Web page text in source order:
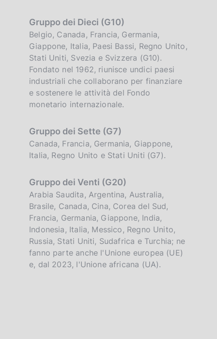
Gruppo dei Dieci (G10)
Belgio, Canada, Francia, Germania,
Giappone, Italia, Paesi Bassi, Regno Unito,
Stati Uniti, Svezia e Svizzera (G10).
Fondato nel 1962, riunisce undici paesi
industriali che collaborano per finanziare
e sostenere le attività del Fondo
monetario internazionale.
Gruppo dei Sette (G7)
Canada, Francia, Germania, Giappone,
Italia, Regno Unito e Stati Uniti (G7).
Gruppo dei Venti (G20)
Arabia Saudita, Argentina, Australia,
Brasile, Canada, Cina, Corea del Sud,
Francia, Germania, Giappone, India,
Indonesia, Italia, Messico, Regno Unito,
Russia, Stati Uniti, Sudafrica e Turchia; ne
fanno parte anche l'Unione europea (UE)
e, dal 2023, l'Unione africana (UA).